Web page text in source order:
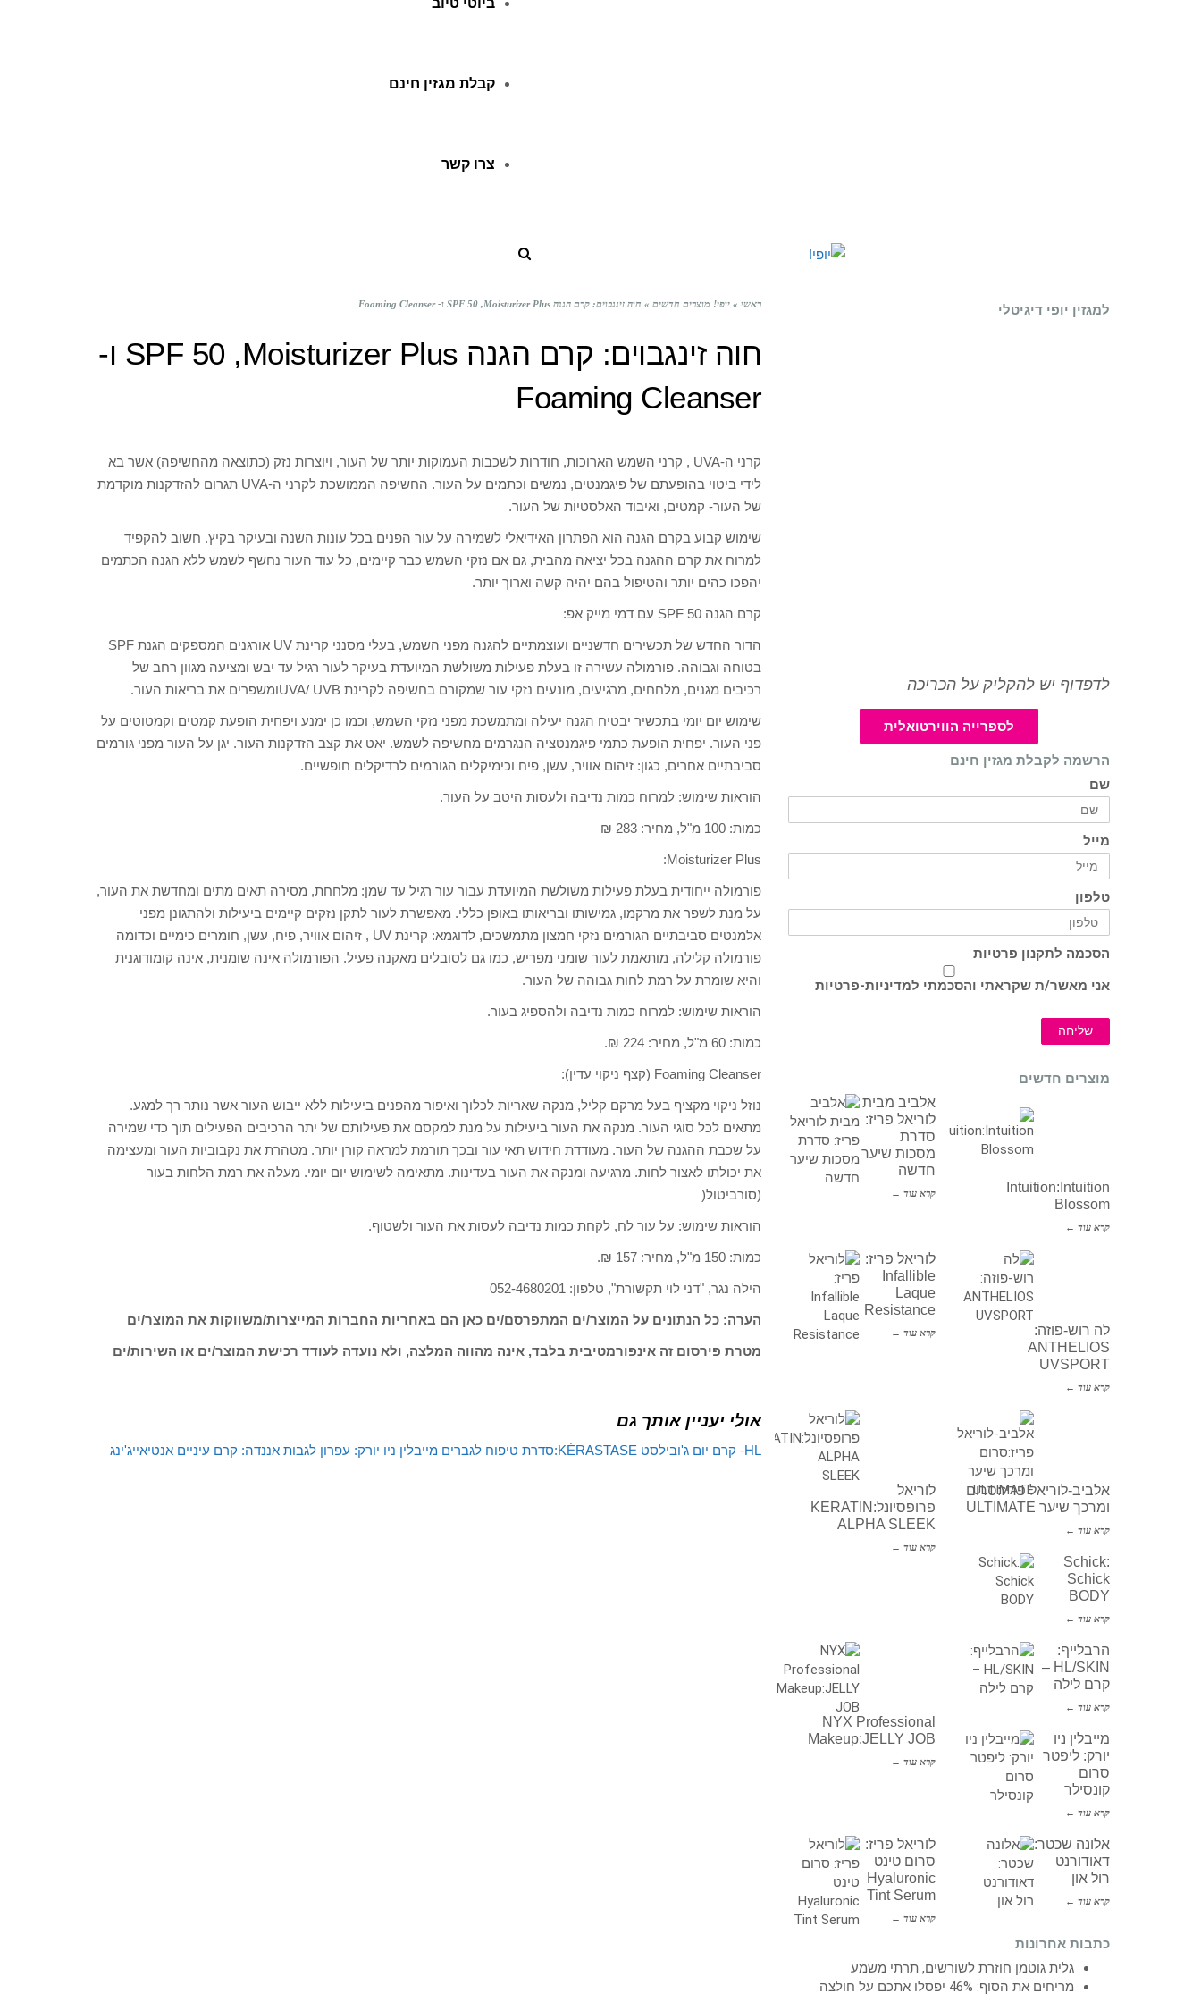
ביוטי טיוב
קבלת מגזין חינם
צרו קשר
ראשי » יופי! מוצרים חדשים » חוה זינגבוים: קרם הגנה SPF 50 ,Moisturizer Plus ו- Foaming Cleanser
חוה זינגבוים: קרם הגנה SPF 50 ,Moisturizer Plus ו-
Foaming Cleanser
קרני ה-UVA , קרני השמש הארוכות, חודרות לשכבות העמוקות יותר של העור, ויוצרות נזק (כתוצאה מהחשיפה) אשר בא
לידי ביטוי בהופעתם של פיגמנטים, נמשים וכתמים על העור. החשיפה הממושכת לקרני ה-UVA תגרום להזדקנות מוקדמת
של העור- קמטים, ואיבוד האלסטיות של העור.
שימוש קבוע בקרם הגנה הוא הפתרון האידיאלי לשמירה על עור הפנים בכל עונות השנה ובעיקר בקיץ. חשוב להקפיד
למרוח את קרם ההגנה בכל יציאה מהבית, גם אם נזקי השמש כבר קיימים, כל עוד העור נחשף לשמש ללא הגנה הכתמים
יהפכו כהים יותר והטיפול בהם יהיה קשה וארוך יותר.
קרם הגנה SPF 50 עם דמי מייק אפ:
הדור החדש של תכשירים חדשניים ועוצמתיים להגנה מפני השמש, בעלי מסנני קרינת UV אורגנים המספקים הגנת SPF
בטוחה וגבוהה. פורמולה עשירה זו בעלת פעילות משולשת המיועדת בעיקר לעור רגיל עד יבש ומציעה מגוון רחב של
רכיבים מגנים, מלחחים, מרגיעים, מונעים נזקי עור שמקורם בחשיפה לקרינת UVA/ UVBומשפרים את בריאות העור.
שימוש יום יומי בתכשיר יבטיח הגנה יעילה ומתמשכת מפני נזקי השמש, וכמו כן ימנע ויפחית הופעת קמטים וקמטוטים על
פני העור. יפחית הופעת כתמי פיגמנטציה הנגרמים מחשיפה לשמש. יאט את קצב הזדקנות העור. יגן על העור מפני גורמים
סביבתיים אחרים, כגון: זיהום אוויר, עשן, פיח וכימיקלים הגורמים לרדיקלים חופשיים.
הוראות שימוש: למרוח כמות נדיבה ולעסות היטב על העור.
כמות: 100 מ"ל, מחיר: 283 ₪
Moisturizer Plus:
פורמולה ייחודית בעלת פעילות משולשת המיועדת עבור עור רגיל עד שמן: מלחחת, מסירה תאים מתים ומחדשת את העור,
על מנת לשפר את מרקמו, גמישותו ובריאותו באופן כללי. מאפשרת לעור לתקן נזקים קיימים ביעילות ולהתגונן מפני
אלמנטים סביבתיים הגורמים נזקי חמצון מתמשכים, לדוגמא: קרינת UV , זיהום אוויר, פיח, עשן, חומרים כימיים וכדומה
פורמולה קלילה, מותאמת לעור שומני מפריש, כמו גם לסובלים מאקנה פעיל. הפורמולה אינה שומנית, אינה קומודוגנית
והיא שומרת על רמת לחות גבוהה של העור.
הוראות שימוש: למרוח כמות נדיבה ולהספיג בעור.
כמות: 60 מ"ל, מחיר: 224 ₪.
Foaming Cleanser (קצף ניקוי עדין):
נוזל ניקוי מקציף בעל מרקם קליל, מנקה שאריות לכלוך ואיפור מהפנים ביעילות ללא ייבוש העור אשר נותר רך למגע.
מתאים לכל סוגי העור. מנקה את העור ביעילות על מנת למקסם את פעילותם של יתר הרכיבים הפעילים תוך כדי שמירה
על שכבת ההגנה של העור. מעודדת חידוש תאי עור ובכך תורמת למראה קורן יותר. מטהרת את נקבוביות העור ומעצימה
את יכולתו לאצור לחות. מרגיעה ומנקה את העור בעדינות. מתאימה לשימוש יום יומי. מעלה את רמת הלחות בעור
(סורביטול(
הוראות שימוש: על עור לח, לקחת כמות נדיבה לעסות את העור ולשטוף.
כמות: 150 מ"ל, מחיר: 157 ₪.
הילה נגר, "דני לוי תקשורת", טלפון: 052-4680201
הערה: כל הנתונים על המוצר/ים המתפרסם/ים כאן הם באחריות החברות המייצרות/משווקות את המוצר/ים
מטרת פירסום זה אינפורמטיבית בלבד, אינה מהווה המלצה, ולא נועדה לעודד רכישת המוצר/ים או השירות/ים
אולי יעניין אותך גם
HL- קרם יום ג'ובילסט KÉRASTASE:סדרת טיפוח לגברים מייבלין ניו יורק: עפרון לגבות אננדה: קרם עיניים אנטיאייג'ינג
למגזין יופי דיגיטלי
לדפדוף יש להקליק על הכריכה
לספרייה הווירטואלית
הרשמה לקבלת מגזין חינם
שם
מייל
טלפון
הסכמה לתקנון פרטיות
אני מאשר/ת שקראתי והסכמתי למדיניות-פרטיות
שליחה
מוצרים חדשים
אלביב מבית
לוריאל פריז:
סדרת
מסכות שיער
חדשה
קרא עוד ←
Intuition:Intuition
Blossom
קרא עוד ←
לוריאל פריז:
Infallible
Laque
Resistance
קרא עוד ←
לה רוש-פוזה:
ANTHELIOS
UVSPORT
קרא עוד ←
לוריאל
פרופסיונל:KERATIN
ALPHA SLEEK
קרא עוד ←
אלביב-לוריאל פריז:סרום
ומרכך שיער ULTIMATE
קרא עוד ←
Schick:
Schick
BODY
קרא עוד ←
NYX Professional
Makeup:JELLY JOB
קרא עוד ←
הרבלייף:
HL/SKIN –
קרם לילה
קרא עוד ←
מייבלין ניו
יורק: ליפטר
סרום
קונסילר
קרא עוד ←
לוריאל פריז:
סרום טינט
Hyaluronic
Tint Serum
קרא עוד ←
אלונה שכטר:
דאודורנט
רול און
קרא עוד ←
כתבות אחרונות
גלית גוטמן חוזרת לשורשים, תרתי משמע
מריחים את הסוף: 46% יפסלו אתכם על חולצה